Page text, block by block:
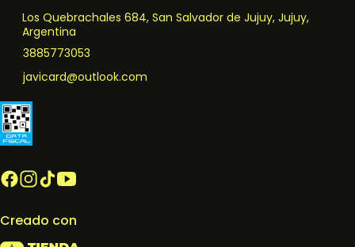
Los Quebrachales 684, San Salvador de Jujuy, Jujuy,
Argentina
3885773053
javicard@outlook.com
Creado con